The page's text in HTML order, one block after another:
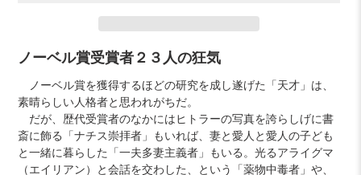
カ
に
品
を
ノーベル賞受賞者２３人の狂気
ノーベル賞を獲得するほどの研究を成し遂げた「天才」は、
素晴らしい人格者と思われがちだ。
だが、歴代受賞者のなかにはヒトラーの写真を誇らしげに書
斎に飾る「ナチス崇拝者」もいれば、妻と愛人と愛人の子ども
と一緒に暮らした「一夫多妻主義者」もいる。光るアライグマ
（エイリアン）と会話を交わした、という「薬物中毒者」や、